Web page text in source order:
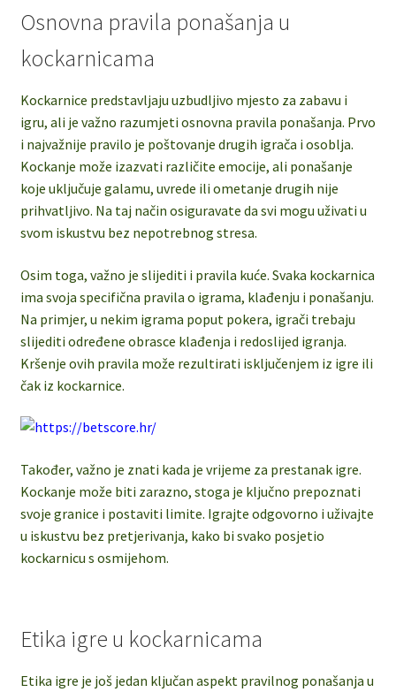
Osnovna pravila ponašanja u
kockarnicama
Kockarnice predstavljaju uzbudljivo mjesto za zabavu i
igru, ali je važno razumjeti osnovna pravila ponašanja. Prvo
i najvažnije pravilo je poštovanje drugih igrača i osoblja.
Kockanje može izazvati različite emocije, ali ponašanje
koje uključuje galamu, uvrede ili ometanje drugih nije
prihvatljivo. Na taj način osiguravate da svi mogu uživati u
svom iskustvu bez nepotrebnog stresa.
Osim toga, važno je slijediti i pravila kuće. Svaka kockarnica
ima svoja specifična pravila o igrama, klađenju i ponašanju.
Na primjer, u nekim igrama poput pokera, igrači trebaju
slijediti određene obrasce klađenja i redoslijed igranja.
Kršenje ovih pravila može rezultirati isključenjem iz igre ili
čak iz kockarnice.
Također, važno je znati kada je vrijeme za prestanak igre.
Kockanje može biti zarazno, stoga je ključno prepoznati
svoje granice i postaviti limite. Igrajte odgovorno i uživajte
u iskustvu bez pretjerivanja, kako bi svako posjetio
kockarnicu s osmijehom.
Etika igre u kockarnicama
Etika igre je još jedan ključan aspekt pravilnog ponašanja u